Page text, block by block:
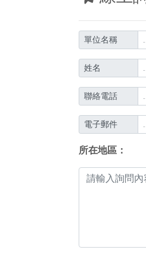
單位名稱
姓名
聯絡電話
電子郵件
所在地區：